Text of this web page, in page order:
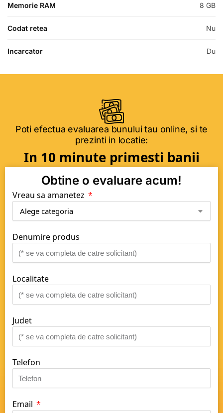
Memorie RAM 8 GB
Codat retea Nu
Incarcator Du
Poti efectua evaluarea bunului tau online, si te
prezinti in locatie:
In 10 minute primesti banii
Obtine o evaluare acum!
Vreau sa amanetez
Denumire produs
Localitate
Judet
Telefon
Email